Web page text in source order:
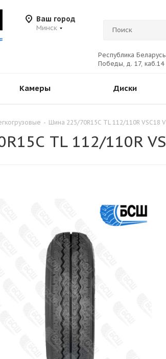
Ваш город
Минск
Республика
Победы, д. 17, каб.14
Камеры Диски
- Шина 225/70R15С TL 112/110R VSC18
TL 112/110R